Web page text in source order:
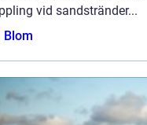
vid sandstränder...
Blom